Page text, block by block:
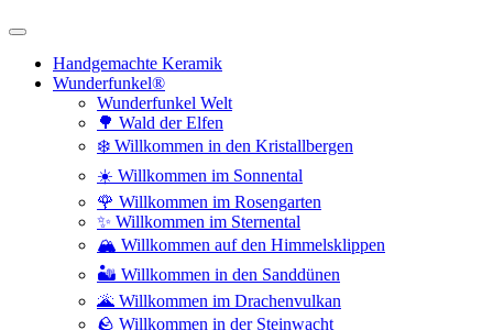
Handgemachte Keramik
Wunderfunkel®
Wunderfunkel Welt
🌳 Wald der Elfen
❄️ Willkommen in den Kristallbergen
☀️ Willkommen im Sonnental
🌹 Willkommen im Rosengarten
✨ Willkommen im Sternental
🏔️ Willkommen auf den Himmelsklippen
🏜️ Willkommen in den Sanddünen
🌋 Willkommen im Drachenvulkan
🪨 Willkommen in der Steinwacht